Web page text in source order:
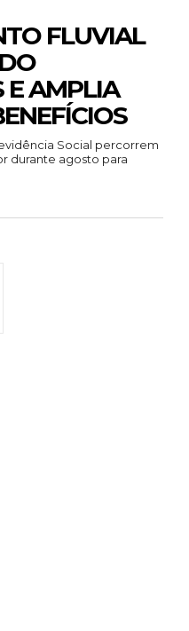
FLUVIAL
AMPLIA
Social percorrem
durante agosto para